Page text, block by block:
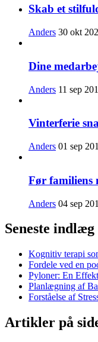
Skab et
Anders 30 okt
Dine
Anders 11 sep
Vinterferie
Anders 01 sep
Før familiens
Anders 04 sep
Seneste indlæg
Kognitiv terapi
Fordele ved en
Pyloner: En
Planlægning af
Forståelse af
Artikler på